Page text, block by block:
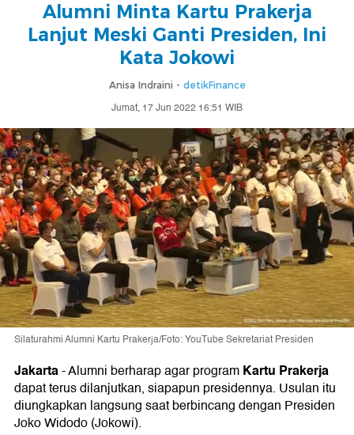
Alumni Minta Kartu Prakerja
Lanjut Meski Ganti Presiden, Ini
Kata Jokowi
Anisa Indraini - detikFinance
Jumat, 17 Jun 2022 16:51 WIB
Silaturahmi Alumni Kartu Prakerja/Foto: YouTube Sekretariat Presiden
Jakarta-Alumni berharap agar programKartu Prakerja
dapat terus dilanjutkan, siapapun presidennya. Usulan itu
diungkapkan langsung saat berbincang dengan Presiden
Joko Widodo (Jokowi).